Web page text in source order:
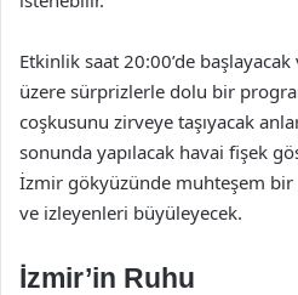
Etkinlik saat 20:00’de başlayacak
üzere sürprizlerle dolu bir
coşkusunu zirveye taşıyacak
sonunda yapılacak havai fişek
İzmir gökyüzünde muhteşem
ve izleyenleri büyüleyecek.
İzmir’in Ruhu